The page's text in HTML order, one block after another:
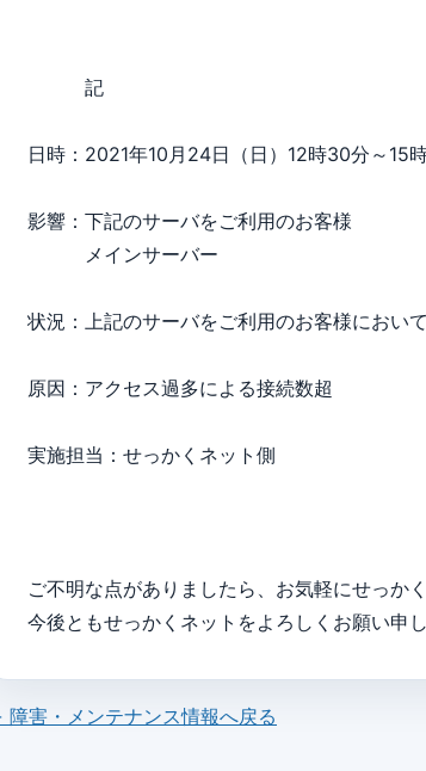
記
日時：2021年10月24日（日）12時30分～15
影響：下記のサーバをご利用のお客様
メインサーバー
状況：上記のサーバをご利用のお客様におい
原因：アクセス過多による接続数超
実施担当：せっかくネット側
ご不明な点がありましたら、お気軽にせっか
今後ともせっかくネットをよろしくお願い申し
害・メンテナンス情報へ戻る